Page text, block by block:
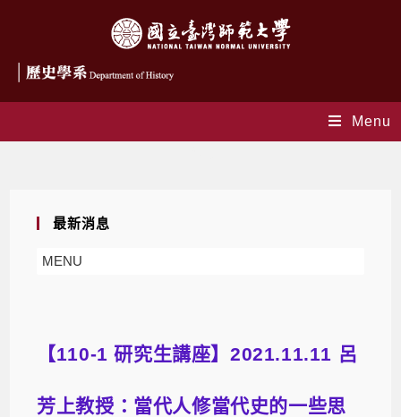
Menu
最新消息
MENU
【110-1 研究生講座】2021.11.11 呂
芳上教授：當代人修當代史的一些思